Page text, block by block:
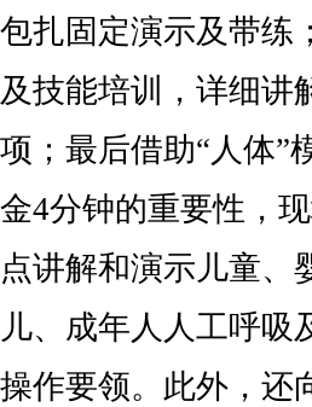
包扎固定演示及带练
及技能培训，详细讲
项；最后借助“人体”
金4分钟的重要性，
点讲解和演示儿童、
儿、成年人人工呼吸
操作要领。此外，还